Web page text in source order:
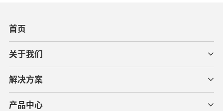
首页
关于我们
解决方案
产品中心